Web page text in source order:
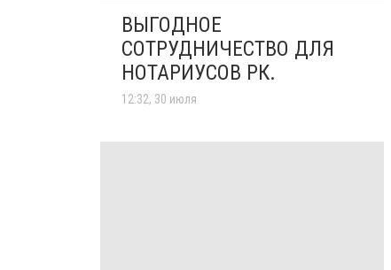
ВЫГОДНОЕ
СОТРУДНИЧЕСТВО ДЛЯ
НОТАРИУСОВ РК.
12:32, 30 июля